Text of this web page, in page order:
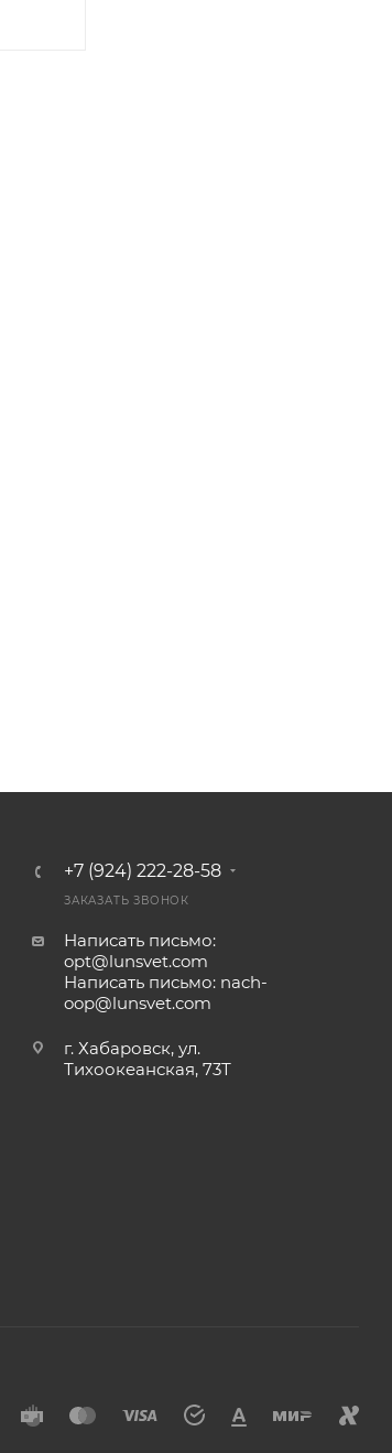
+7 (924) 222-28-58
ЗАКАЗАТЬ ЗВОНОК
Написать письмо:
opt@lunsvet.com
Написать письмо: nach-
oop@lunsvet.com
г. Хабаровск, ул.
Тихоокеанская, 73Т